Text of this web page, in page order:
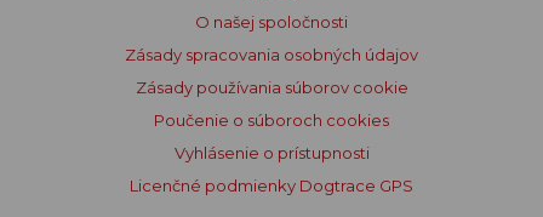
O našej spoločnosti
Zásady spracovania osobných údajov
Zásady používania súborov cookie
Poučenie o súboroch cookies
Vyhlásenie o prístupnosti
Licenčné podmienky Dogtrace GPS